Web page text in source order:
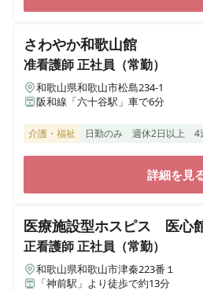
さわやか和歌山館
准看護師正社員（常勤）
和歌山県和歌山市松島234-1
阪和線「六十谷駅」車で6分
介護・福祉 日勤のみ 週休2日以上 4
詳細を見
医療施設型ホスピス 医心
正看護師正社員（常勤）
和歌山県和歌山市津秦223番１
「神前駅」より徒歩で約13分